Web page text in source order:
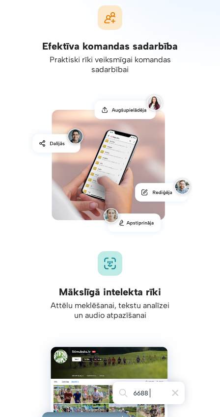
Efektīva komandas sadarbība
Praktiski rīki veiksmīgai komandas
sadarbībai
Mākslīgā intelekta rīki
Attēlu meklēšanai, tekstu analīzei
un audio atpazīšanai